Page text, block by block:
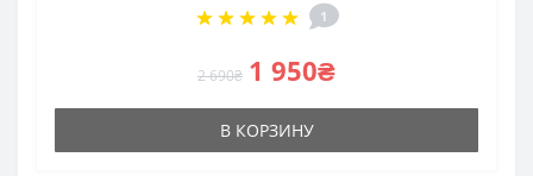
1
2 690₴ 1 950₴
В КОРЗИНУ